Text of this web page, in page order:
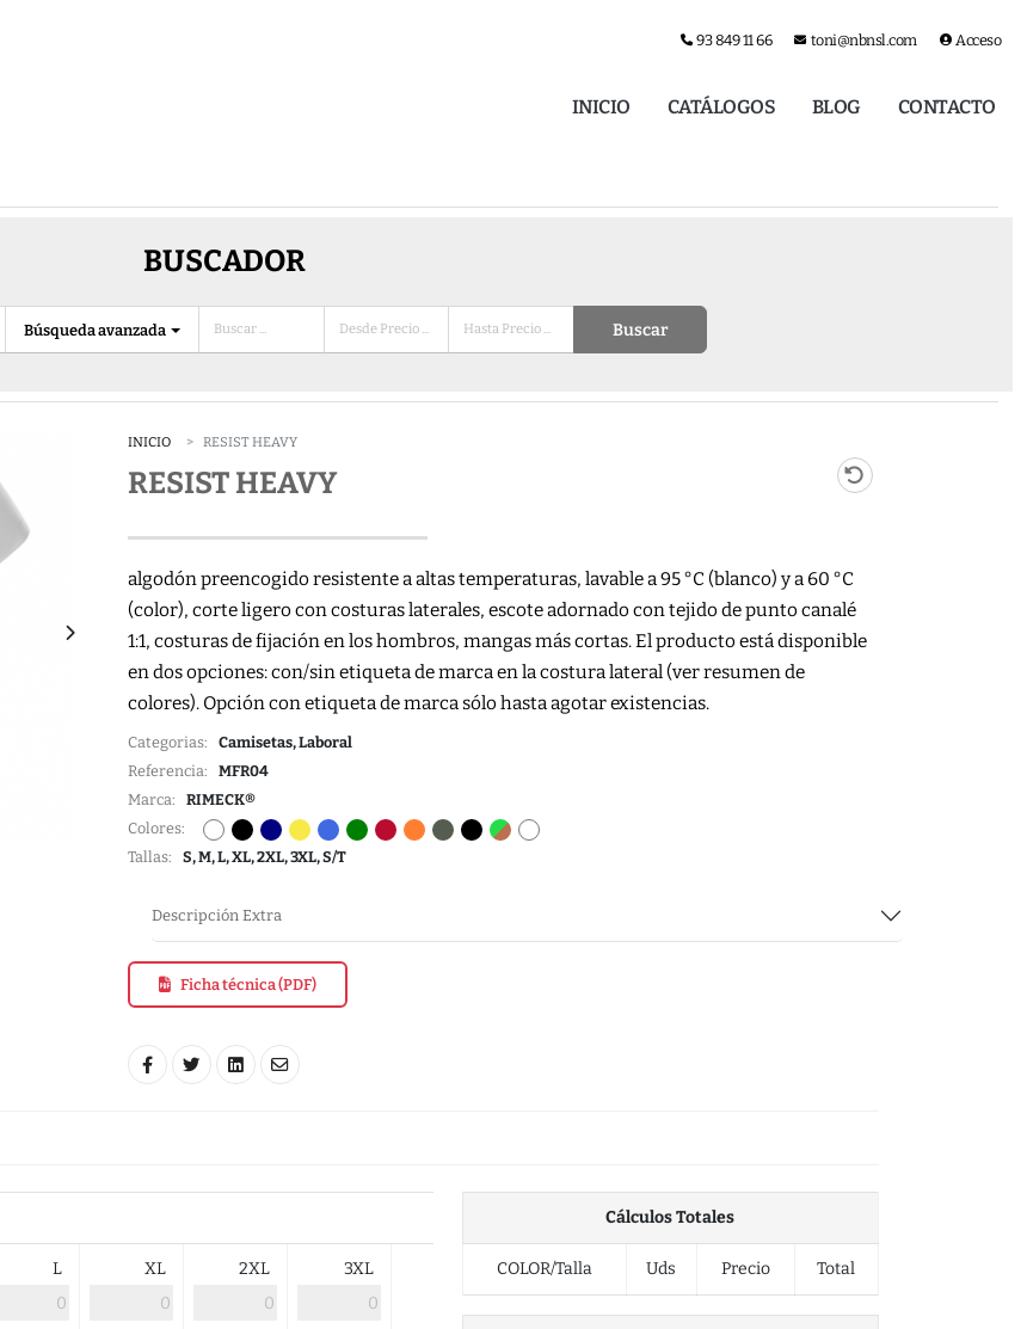
93 849 11 66 toni@nbnsl.com Acceso
INICIO CATÁLOGOS BLOG CONTACTO
BUSCADOR
Búsqueda avanzada Buscar
INICIO RESIST HEAVY
RESIST HEAVY
algodón preencogido resistente a altas temperaturas, lavable a 95 °C (blanco) y a 60 °C
(color), corte ligero con costuras laterales, escote adornado con tejido de punto canalé
1:1, costuras de fijación en los hombros, mangas más cortas. El producto está disponible
en dos opciones: con/sin etiqueta de marca en la costura lateral (ver resumen de
colores). Opción con etiqueta de marca sólo hasta agotar existencias.
Categorias: Camisetas, Laboral
Referencia: MFR04
Marca: RIMECK®
Colores:
Tallas: S, M, L, XL, 2XL, 3XL, S/T
Descripción Extra
Ficha técnica (PDF)
L XL 2XL 3XL
Cálculos Totales
COLOR/Talla Uds Precio Total